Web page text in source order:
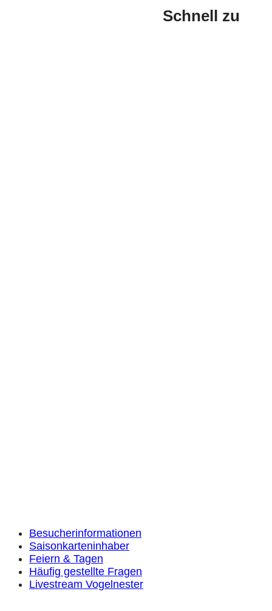
Schnell zu
Besucherinformationen
Saisonkarteninhaber
Feiern & Tagen
Häufig gestellte Fragen
Livestream Vogelnester